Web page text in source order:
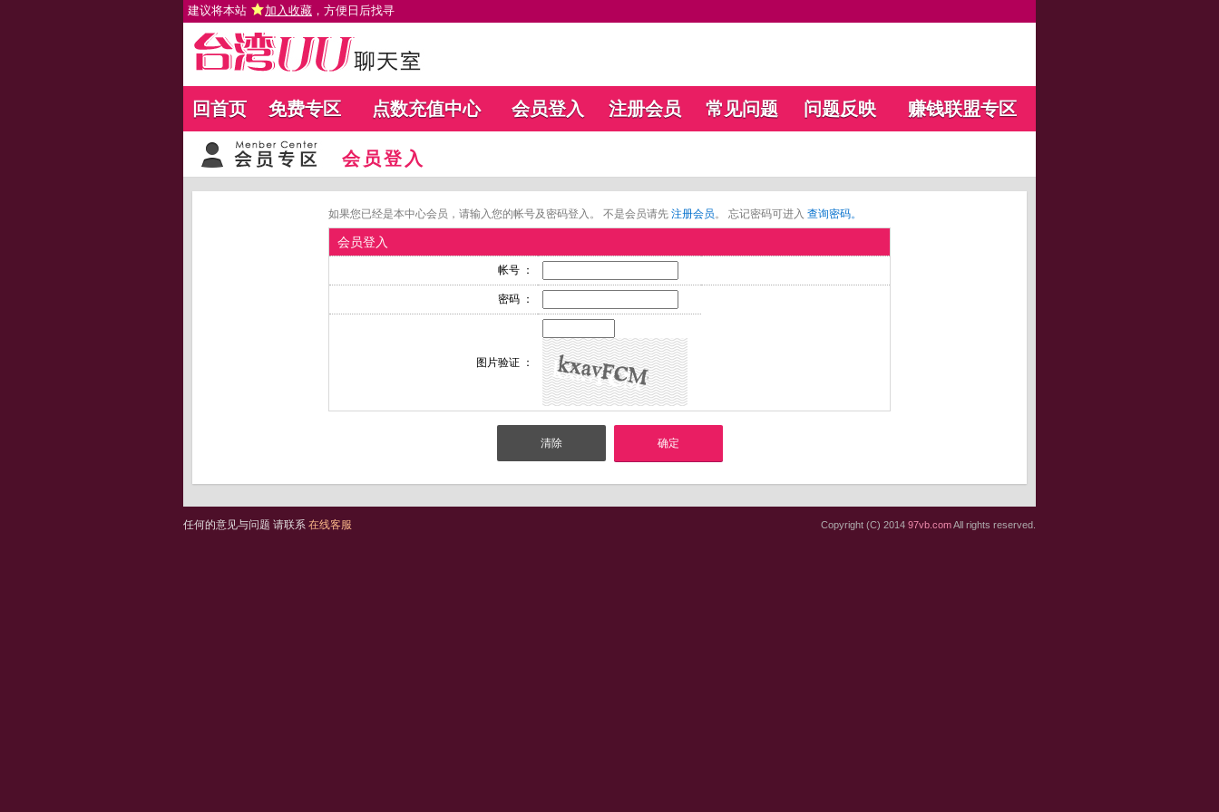
建议将本站 加入收藏 ，方便日后找寻
回首页 免费专区 点数充值中心 会员登入 注册会员 常见问题 问题反映 赚钱联盟专区
会员登入
如果您已经是本中心会员，请输入您的帐号及密码登入。 不是会员请先 注册会员。 忘记密码可进入 查询密码。
会员登入
帐号 ：
密码 ：
图片验证 ：
任何的意见与问题 请联系 在线客服 Copyright (C) 2014 97vb.comAll rights reserved.